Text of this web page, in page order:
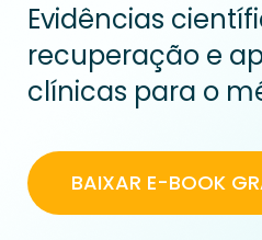
Evidências
recuperação e
clínicas para o
BAIXAR E-BOOK